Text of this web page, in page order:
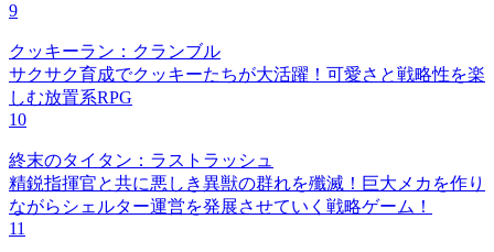
9
クッキーラン：クランブル
サクサク育成でクッキーたちが大活躍！可愛さと戦略性を楽
しむ放置系RPG
10
終末のタイタン：ラストラッシュ
精鋭指揮官と共に悪しき異獣の群れを殲滅！巨大メカを作り
ながらシェルター運営を発展させていく戦略ゲーム！
11